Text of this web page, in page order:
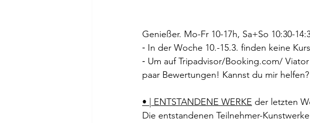
Genießer. Mo-Fr 10-17h, Sa+So 10:30-
⁃ In der Woche 10.-15.3. finden keine
⁃ Um auf Tripadvisor/Booking.com/
paar Bewertungen! Kannst du mir helfen?
• | ENTSTANDENE WERKE der letzten
Die entstandenen Teilnehmer-